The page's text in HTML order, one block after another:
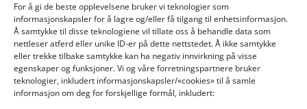
For å gi de beste opplevelsene bruker vi teknologier som
informasjonskapsler for å lagre og/eller få tilgang til enhetsinformasjon.
Å samtykke til disse teknologiene vil tillate oss å behandle data som
nettleser atferd eller unike ID-er på dette nettstedet. Å ikke samtykke
eller trekke tilbake samtykke kan ha negativ innvirkning på visse
egenskaper og funksjoner. Vi og våre forretningspartnere bruker
teknologier, inkludert informasjonskapsler/«cookies» til å samle
informasjon om deg for forskjellige formål, inkludert: